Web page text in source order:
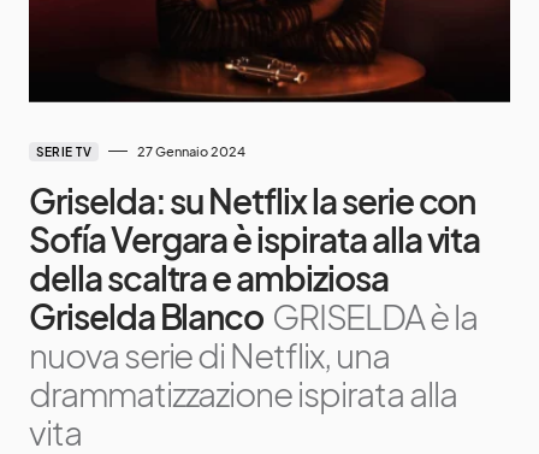
SERIE TV 27 Gennaio 2024
Griselda: su Netflix la serie con
Sofía Vergara è ispirata alla vita
della scaltra e ambiziosa
Griselda Blanco GRISELDA è la
nuova serie di Netflix, una
drammatizzazione ispirata alla
vita